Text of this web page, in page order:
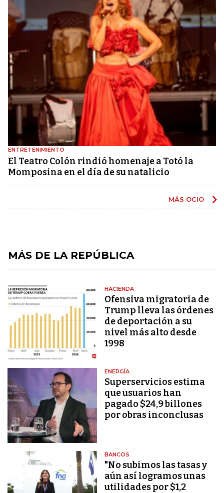
ENTRETENIMIENTO
El Teatro Colón rindió homenaje a Totó la
Momposina en el día de su natalicio
MÁS OCIO
MÁS DE LA REPÚBLICA
HACIENDA
Ofensiva migratoria de
Trump lleva las órdenes
de deportación a su
nivel más alto desde
1998
ENERGÍA
Superservicios estima
que usuarios han
pagado $24,9 billones
por obras inconclusas
BANCOS
"No subimos las tasas y
aún así logramos unas
utilidades por $1,2